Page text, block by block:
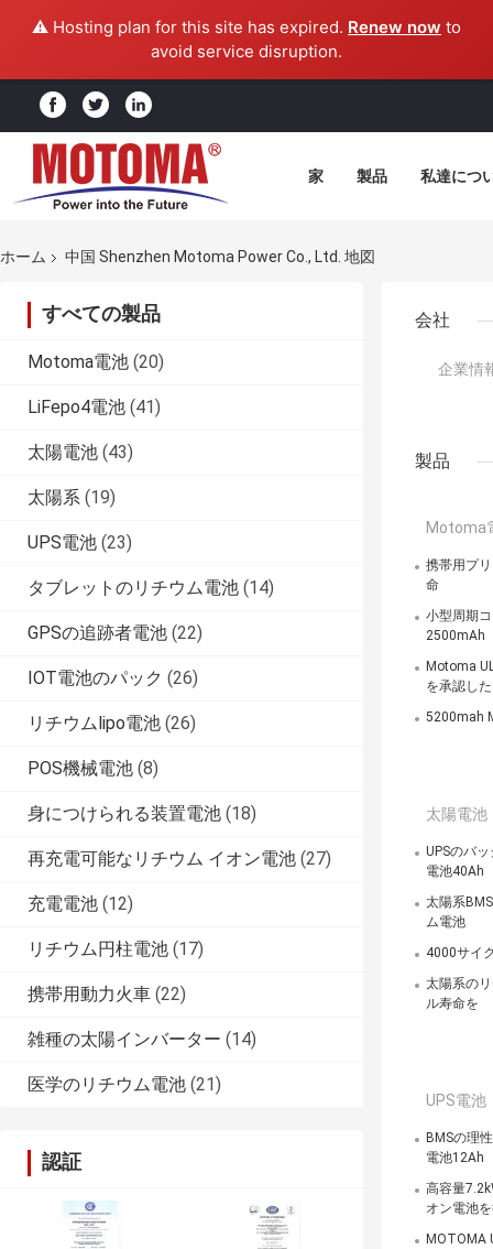
⚠️ Hosting plan for this site has expired. Renew now to
avoid service disruption.
家 製品 私達につ
ホーム 中国 Shenzhen Motoma Power Co., Ltd. 地図
すべての製品
Motoma電池 (20)
LiFepo4電池 (41)
太陽電池 (43)
太陽系 (19)
UPS電池 (23)
タブレットのリチウム電池 (14)
GPSの追跡者電池 (22)
IOT電池のパック (26)
リチウムlipo電池 (26)
POS機械電池 (8)
身につけられる装置電池 (18)
再充電可能なリチウム イオン電池 (27)
充電電池 (12)
リチウム円柱電池 (17)
携帯用動力火車 (22)
雑種の太陽インバーター (14)
医学のリチウム電池 (21)
認証
会社
企業情
製品
Motoma
携帯用プ
命
小型周期
2500mAh
Motoma
を承認した
5200mah
太陽電池
UPSのバ
電池40Ah
太陽系
ム電池
4000サイ
太陽系の
ル寿命を
UPS電池
BMSの理
電池12Ah
高容量
オン電池
MOTOMA